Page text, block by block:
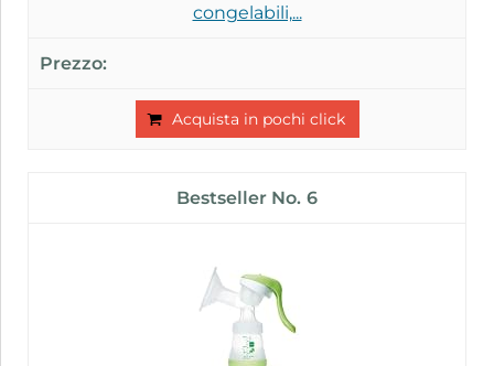
congelabili,...
Acquista in pochi click
6